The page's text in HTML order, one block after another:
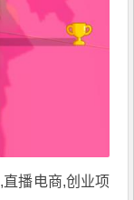
,直播电商,创业项